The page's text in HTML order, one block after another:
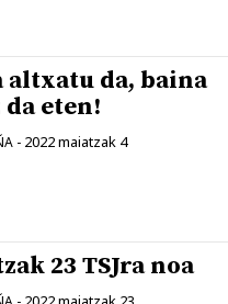
altxatu da, baina
eten!
- 2022 maiatzak 4
23 TSJra noa